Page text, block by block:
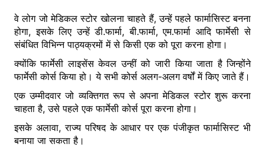
वे लोग जो मेडिकल स्टोर खोलना चाहते हैं, उन्हें पहले फार्मासिस्ट बनना
होगा, इसके लिए उन्हें डी.फार्मा, बी.फार्मा, एम.फार्मा आदि फार्मेसी से
संबंधित विभिन्न पाठ्यक्रमों में से किसी एक को पूरा करना होगा।
क्योंकि फार्मेसी लाइसेंस केवल उन्हीं को जारी किया जाता है जिन्होंने
फार्मेसी कोर्स किया हो। ये सभी कोर्स अलग-अलग वर्षों में किए जाते हैं।
एक उम्मीदवार जो व्यक्तिगत रूप से अपना मेडिकल स्टोर शुरू करना
चाहता है, उसे पहले एक फार्मेसी कोर्स पूरा करना होगा।
इसके अलावा, राज्य परिषद के आधार पर एक पंजीकृत फार्मासिस्ट भी
बनाया जा सकता है।